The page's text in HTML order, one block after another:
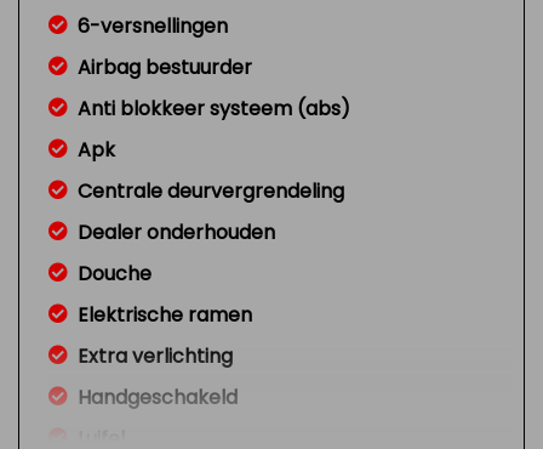
6-versnellingen
Airbag bestuurder
Anti blokkeer systeem (abs)
Apk
Centrale deurvergrendeling
Dealer onderhouden
Douche
Elektrische ramen
Extra verlichting
Handgeschakeld